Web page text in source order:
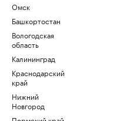
Омск
Башкортостан
Вологодская
область
Калининград
Краснодарский
край
Нижний
Новгород